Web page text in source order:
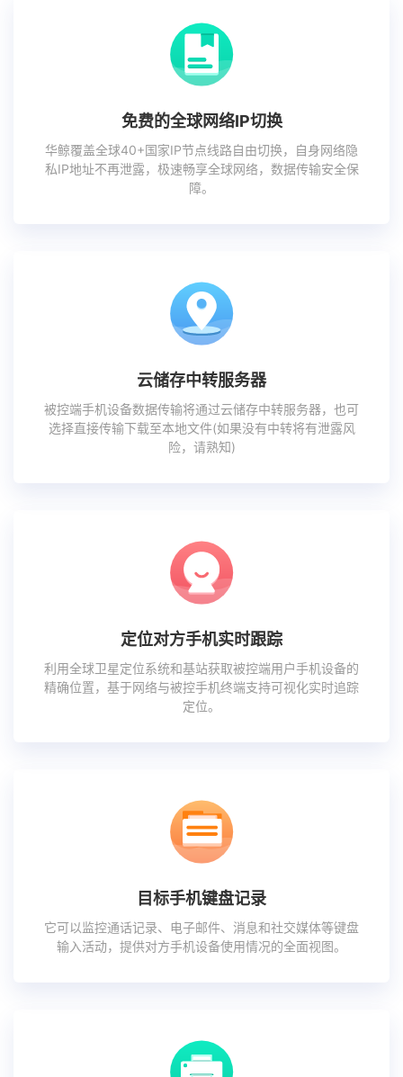
免费的全球网络IP切换
华鲸覆盖全球40+国家IP节点线路自由切换，自身网络隐
私IP地址不再泄露，极速畅享全球网络，数据传输安全保
障。
云储存中转服务器
被控端手机设备数据传输将通过云储存中转服务器，也可
选择直接传输下载至本地文件(如果没有中转将有泄露风
险，请熟知)
定位对方手机实时跟踪
利用全球卫星定位系统和基站获取被控端用户手机设备的
精确位置，基于网络与被控手机终端支持可视化实时追踪
定位。
目标手机键盘记录
它可以监控通话记录、电子邮件、消息和社交媒体等键盘
输入活动，提供对方手机设备使用情况的全面视图。